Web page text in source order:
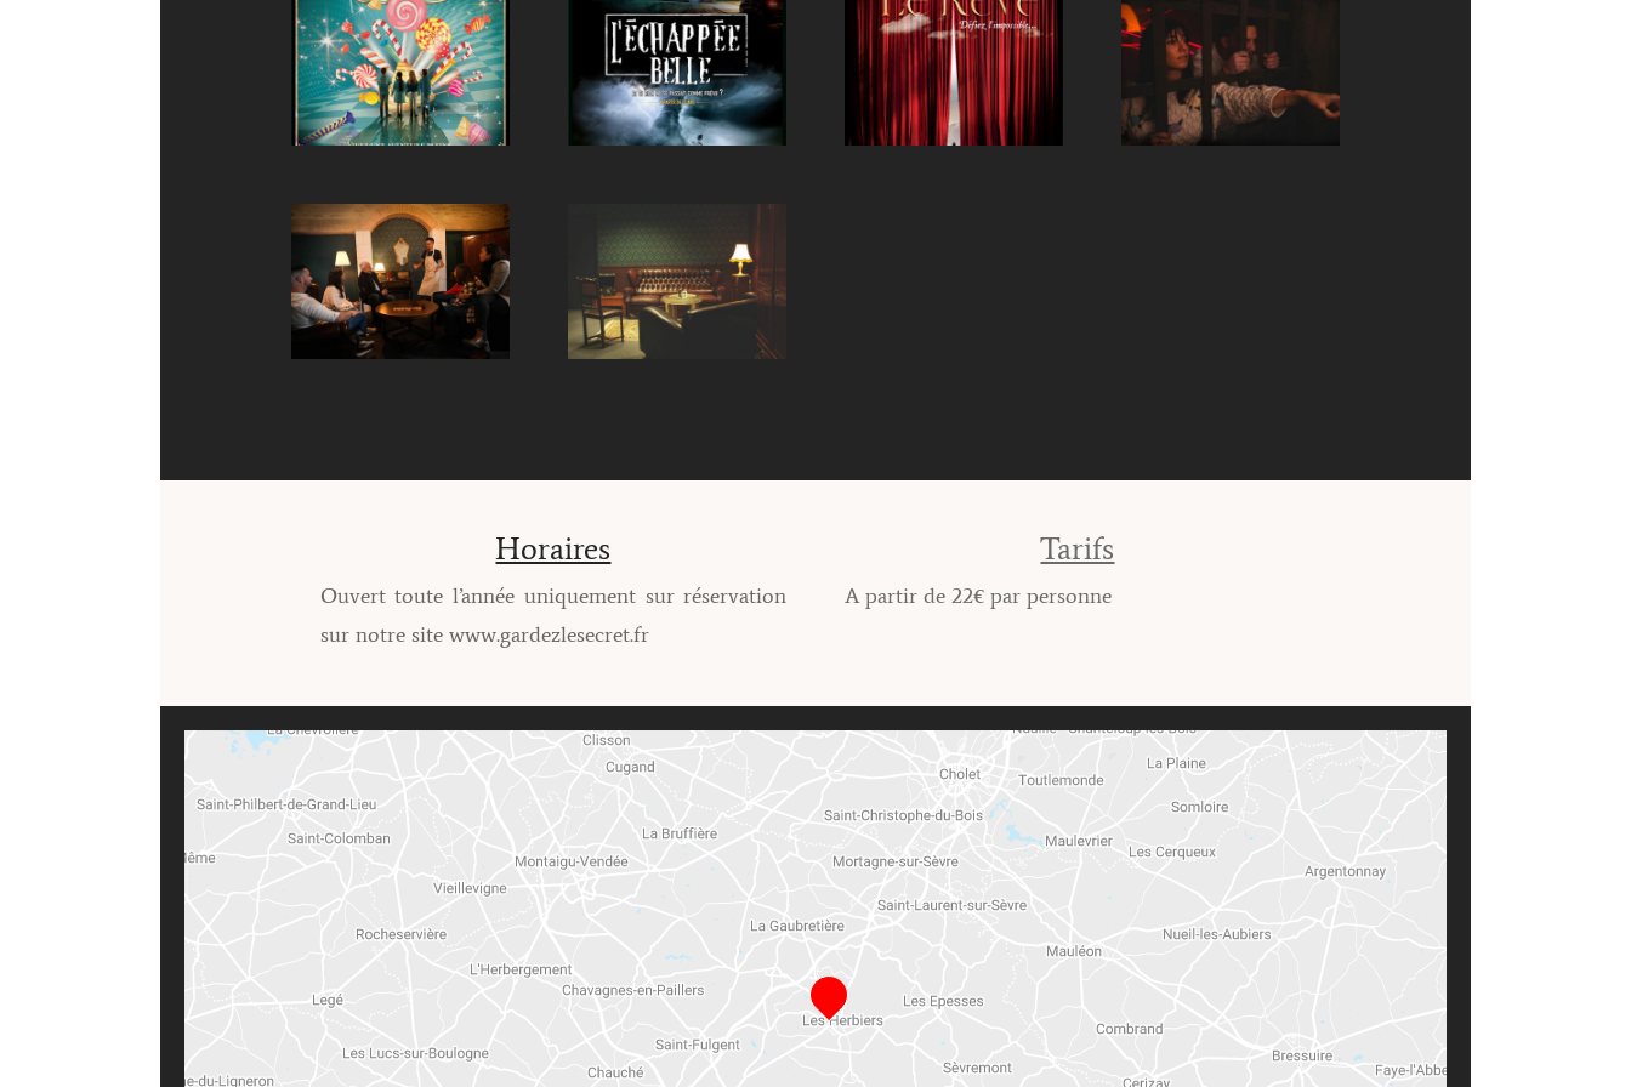
Horaires
Ouvert toute l’année uniquement sur réservation
sur notre site www.gardezlesecret.fr
Tarifs
A partir de 22€ par personne